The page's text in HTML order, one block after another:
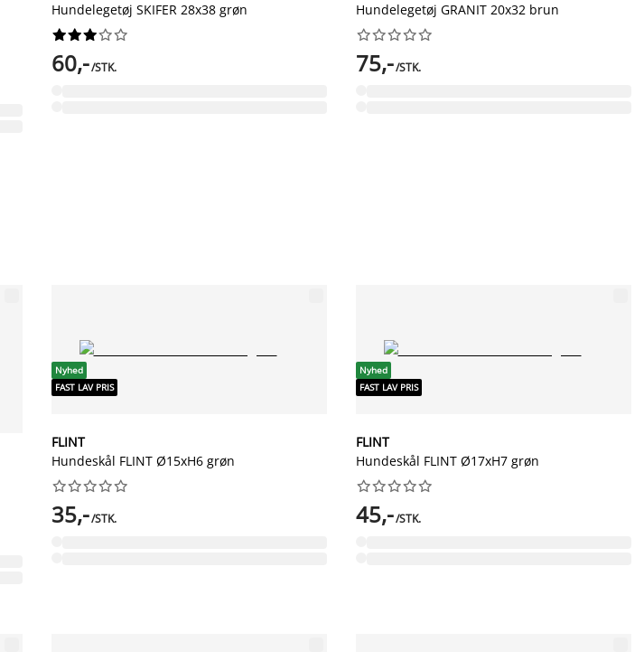
Hundelegetøj SKIFER 28x38 grøn






60,-/STK.
Hundelegetøj GRANIT 20x32 brun






75,-/STK.
Nyhed
FAST LAV PRIS
FLINT
Hundeskål FLINT Ø15xH6 grøn






35,-/STK.
Nyhed
FAST LAV PRIS
FLINT
Hundeskål FLINT Ø17xH7 grøn






45,-/STK.